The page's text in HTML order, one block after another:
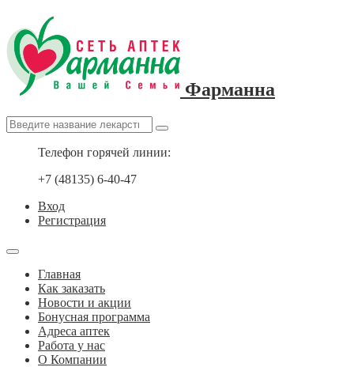
Фарманна
Телефон горячей линии:
+7 (48135) 6-40-47
Вход
Регистрация
Главная
Как заказать
Новости и акции
Бонусная программа
Адреса аптек
Работа у нас
О Компании